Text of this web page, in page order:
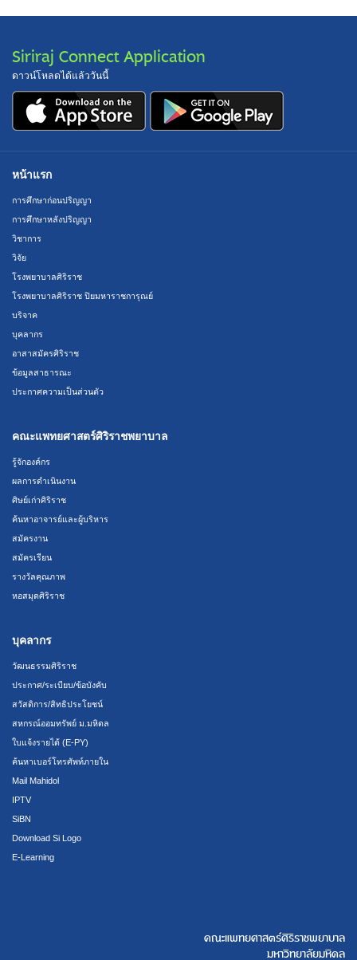
Siriraj Connect Application
ดาวน์โหลดได้แล้ววันนี้
หน้าแรก
การศึกษาก่อนปริญญา
การศึกษาหลังปริญญา
วิชาการ
วิจัย
โรงพยาบาลศิริราช
โรงพยาบาลศิริราช ปิยมหาราชการุณย์
บริจาค
บุคลากร
อาสาสมัครศิริราช
ข้อมูลสาธารณะ
ประกาศความเป็นส่วนตัว
คณะแพทยศาสตร์ศิริราชพยาบาล
รู้จักองค์กร
ผลการดำเนินงาน
ศิษย์เก่าศิริราช
ค้นหาอาจารย์และผู้บริหาร
สมัครงาน
สมัครเรียน
รางวัลคุณภาพ
หอสมุดศิริราช
บุคลากร
วัฒนธรรมศิริราช
ประกาศ/ระเบียบ/ข้อบังคับ
สวัสดิการ/สิทธิประโยชน์
สหกรณ์ออมทรัพย์ ม.มหิดล
ใบแจ้งรายได้ (E-PY)
ค้นหาเบอร์โทรศัพท์ภายใน
Mail Mahidol
IPTV
SiBN
Download Si Logo
E-Learning
คณะแพทยศาสตร์ศิริราชพยาบาล
มหาวิทยาลัยมหิดล